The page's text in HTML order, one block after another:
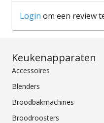
Login om een review
Keukenapparaten
Accessoires
Blenders
Broodbakmachines
Broodroosters